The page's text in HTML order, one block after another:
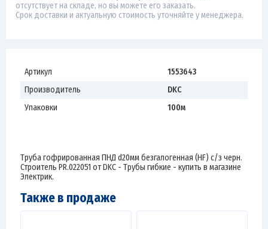
отсутствует на складе, но вы можете его заказать.
Срок доставки и актуальную стоимость уточняйте у менеджера.
Артикул
1553643
Производитель
DKC
Упаковки
100м
Труба гофрированная ПНД d20мм безгалогенная (HF) с/з черн.
Строитель PR.022051 от DKC - Трубы гибкие - купить в магазине
Электрик.
Также в продаже